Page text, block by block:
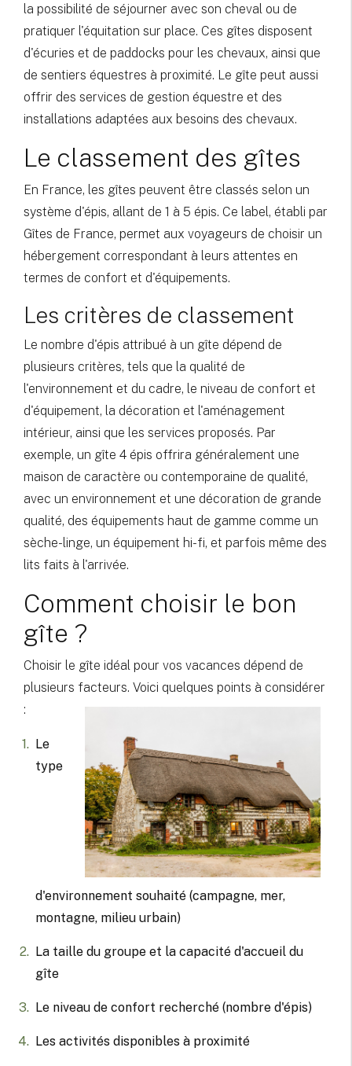
la possibilité de séjourner avec son cheval ou de
pratiquer l'équitation sur place. Ces gîtes disposent
d'écuries et de paddocks pour les chevaux, ainsi que
de sentiers équestres à proximité. Le gîte peut aussi
offrir des services de gestion équestre et des
installations adaptées aux besoins des chevaux.
Le classement des gîtes
En France, les gîtes peuvent être classés selon un
système d'épis, allant de 1 à 5 épis. Ce label, établi par
Gîtes de France, permet aux voyageurs de choisir un
hébergement correspondant à leurs attentes en
termes de confort et d'équipements.
Les critères de classement
Le nombre d'épis attribué à un gîte dépend de
plusieurs critères, tels que la qualité de
l'environnement et du cadre, le niveau de confort et
d'équipement, la décoration et l'aménagement
intérieur, ainsi que les services proposés. Par
exemple, un gîte 4 épis offrira généralement une
maison de caractère ou contemporaine de qualité,
avec un environnement et une décoration de grande
qualité, des équipements haut de gamme comme un
sèche-linge, un équipement hi-fi, et parfois même des
lits faits à l'arrivée.
Comment choisir le bon
gîte ?
Choisir le gîte idéal pour vos vacances dépend de
plusieurs facteurs. Voici quelques points à considérer
:
Le
type
d'environnement souhaité (campagne, mer,
montagne, milieu urbain)
La taille du groupe et la capacité d'accueil du
gîte
Le niveau de confort recherché (nombre d'épis)
Les activités disponibles à proximité